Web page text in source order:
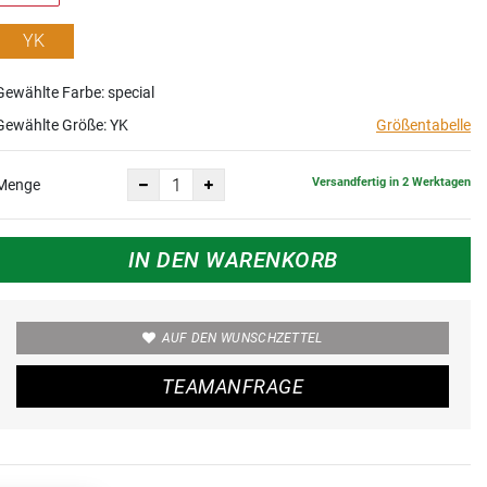
YK
Farbe: special
Größe:YK Größentabelle
Versandfertig in 2 Werktagen
IN DEN WARENKORB
AUF DEN WUNSCHZETTEL
TEAMANFRAGE